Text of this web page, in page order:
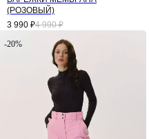
(РОЗОВЫЙ)
3 990 ₽4 990 ₽
-20%